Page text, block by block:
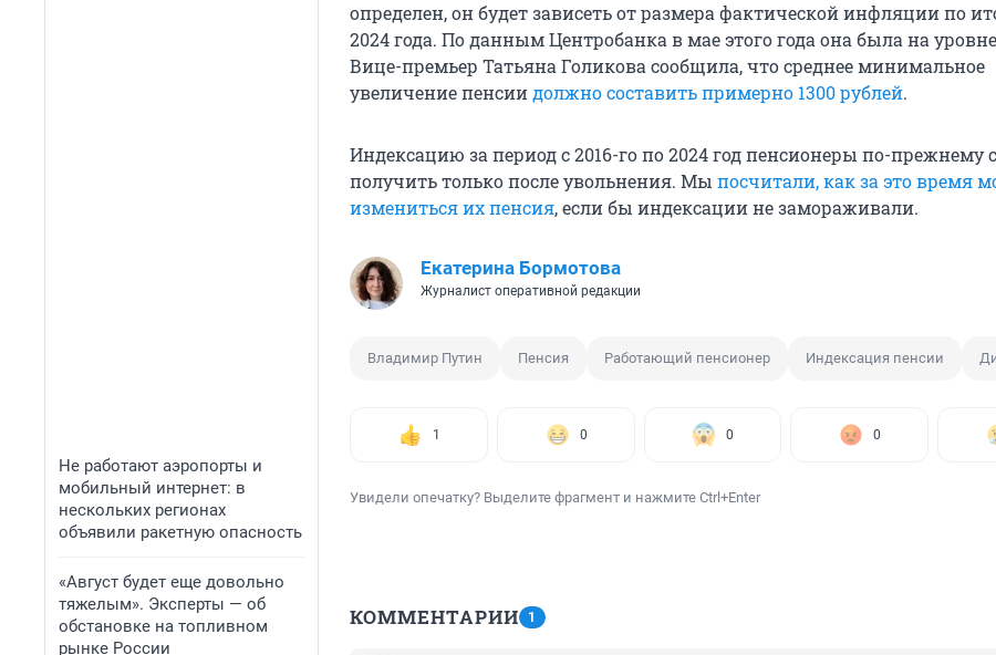
Не работают аэропорты и
мобильный интернет: в
нескольких регионах
объявили ракетную опасность
«Август будет еще довольно
тяжелым». Эксперты — об
обстановке на топливном
рынке России
определен, он будет зависеть от размера фактической инфляции по
2024 года. По данным Центробанка в мае этого года она была на уровне
Вице-премьер Татьяна Голикова сообщила, что среднее минимальное
увеличение пенсиидолжно составить примерно 1300 рублей.
Индексацию за период с 2016-го по 2024 год пенсионеры по-прежнему
получить только после увольнения. Мы посчитали, как за это время
измениться их пенсия, если бы индексации не замораживали.
Екатерина Бормотова
Журналист оперативной редакции
Владимир Путин Пенсия Работающий пенсионер Индексация пенсии
1 0 0 0
Увидели опечатку? Выделите фрагмент и нажмите Ctrl+Enter
КОММЕНТАРИИ 1